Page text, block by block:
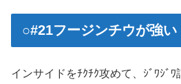
○#21フージンチウが強い
インサイドをﾁｸﾁｸ攻めて、ｼﾞﾜｼﾞﾜ